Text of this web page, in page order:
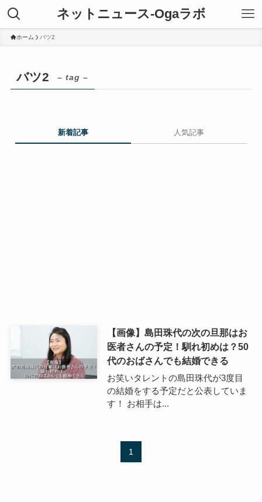
ネットニュース-Ogaラボ
ホーム バツ2
バツ2 – tag –
新着記事 人気記事
【画像】島田珠代の次の旦那はお
医者さんの予定！馴れ初めは？50
代のおばさんでも結婚できる
お笑いタレントの島田珠代が3度目
の結婚をする予定だと公表していま
す！ お相手は...
1